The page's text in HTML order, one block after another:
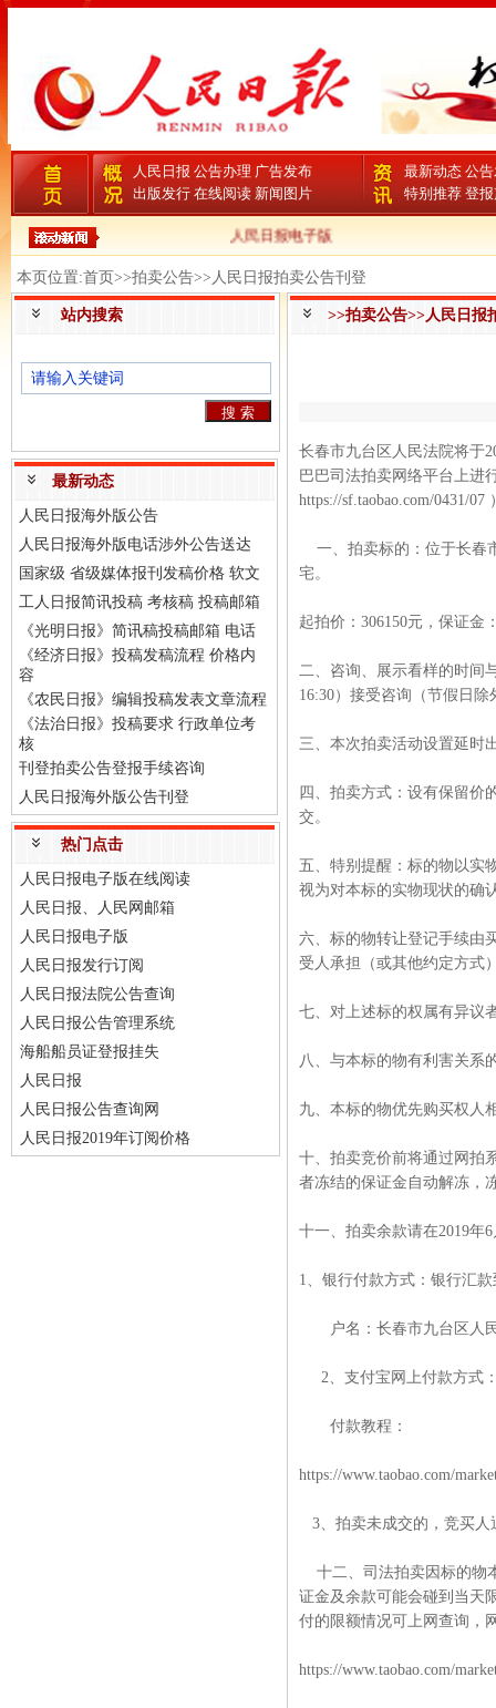
人民日报 公告办理 广告发布
出版发行 在线阅读 新闻图片
最新动态 公
特别推荐 登
人民日报电子版
本页位置:首页>>拍卖公告>>人民日报拍卖公告刊登
站内搜索
最新动态
人民日报海外版公告
人民日报海外版电话涉外公告送达
国家级 省级媒体报刊发稿价格 软文
工人日报简讯投稿 考核稿 投稿邮箱
《光明日报》简讯稿投稿邮箱 电话
《经济日报》投稿发稿流程 价格内
容
《农民日报》编辑投稿发表文章流程
《法治日报》投稿要求 行政单位考
核
刊登拍卖公告登报手续咨询
人民日报海外版公告刊登
热门点击
人民日报电子版在线阅读
人民日报、人民网邮箱
人民日报电子版
人民日报发行订阅
人民日报法院公告查询
人民日报公告管理系统
海船船员证登报挂失
人民日报
人民日报公告查询网
人民日报2019年订阅价格
>>拍卖公告>>人民日报
长春市九台区人民法院将于
巴巴司法拍卖网络平台上进
https://sf.taobao.com/0431/
一、拍卖标的：位于长春
宅。
起拍价：306150元，保证金
二、咨询、展示看样的时间
16:30）接受咨询（节假日
三、本次拍卖活动设置延时
四、拍卖方式：设有保留价
交。
五、特别提醒：标的物以实
视为对本标的实物现状的确
六、标的物转让登记手续由
受人承担（或其他约定方式
七、对上述标的权属有异议
八、与本标的物有利害关系
九、本标的物优先购买权人
十、拍卖竞价前将通过网拍
者冻结的保证金自动解冻，
十一、拍卖余款请在2019年
1、银行付款方式：银行汇
户名：长春市九台区人民
2、支付宝网上付款方式
付款教程：
https://www.taobao.com/
3、拍卖未成交的，竞买人
十二、司法拍卖因标的物
证金及余款可能会碰到当天
付的限额情况可上网查询，
https://www.taobao.com/